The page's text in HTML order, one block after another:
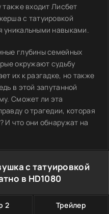
входит Лисбет
с татуировкой
уникальными навыками.
глубины семейных
окружают судьбу
их к разгадке, но также
в этой запутанной
Сможет ли эта
о трагедии, которая
И что они обнаружат на
с татуировкой
в HD1080
2 Трейлер